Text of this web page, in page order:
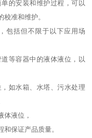
的安装和维护过程，可以
准和维护。
包括但不限于以下应用场
等容器中的液体液位，以
如水箱、水塔、污水处理
体液位，
保证产品质量。